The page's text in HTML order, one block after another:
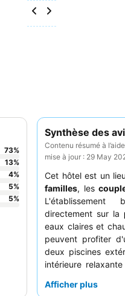
Synthèse des
Contenu résumé à
mise à jour : 29 May
Cet hôtel est un
familles, les
L'établissement
directement sur la
eaux claires et
peuvent profiter
deux piscines
intérieure
restaurant buffet
Afficher plus
73%
13%
4%
5%
5%